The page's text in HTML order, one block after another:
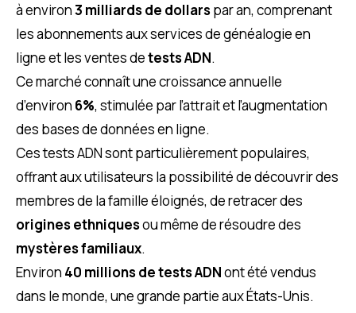
à environ3 milliards de dollarspar an, comprenant
les abonnements aux services de généalogie en
ligne et les ventes detests ADN.
Ce marché connaît une croissance annuelle
d’environ 6%, stimulée par l’attrait et l’augmentation
des bases de données en ligne.
Ces tests ADN sont particulièrement populaires,
offrant aux utilisateurs la possibilité de découvrir des
membres de la famille éloignés, de retracer des
origines ethniquesou même de résoudre des
mystères familiaux.
Environ 40 millions de tests ADNont été vendus
dans le monde, une grande partie aux États-Unis.